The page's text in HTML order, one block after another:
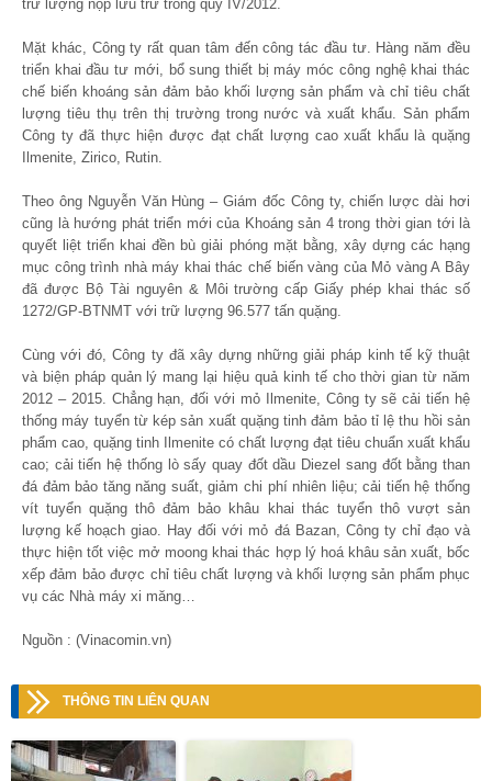
trữ lượng nộp lưu trữ trong quý IV/2012.
Mặt khác, Công ty rất quan tâm đến công tác đầu tư. Hàng năm đều
triển khai đầu tư mới, bổ sung thiết bị máy móc công nghệ khai thác
chế biến khoáng sản đảm bảo khối lượng sản phẩm và chỉ tiêu chất
lượng tiêu thụ trên thị trường trong nước và xuất khẩu. Sản phẩm
Công ty đã thực hiện được đạt chất lượng cao xuất khẩu là quặng
Ilmenite, Zirico, Rutin.
Theo ông Nguyễn Văn Hùng – Giám đốc Công ty, chiến lược dài hơi
cũng là hướng phát triển mới của Khoáng sản 4 trong thời gian tới là
quyết liệt triển khai đền bù giải phóng mặt bằng, xây dựng các hạng
mục công trình nhà máy khai thác chế biến vàng của Mỏ vàng A Bây
đã được Bộ Tài nguyên & Môi trường cấp Giấy phép khai thác số
1272/GP-BTNMT với trữ lượng 96.577 tấn quặng.
Cùng với đó, Công ty đã xây dựng những giải pháp kinh tế kỹ thuật
và biện pháp quản lý mang lại hiệu quả kinh tế cho thời gian từ năm
2012 – 2015. Chẳng hạn, đối với mỏ Ilmenite, Công ty sẽ cải tiến hệ
thống máy tuyển từ kép sản xuất quặng tinh đảm bảo tỉ lệ thu hồi sản
phẩm cao, quặng tinh Ilmenite có chất lượng đạt tiêu chuẩn xuất khẩu
cao; cải tiến hệ thống lò sấy quay đốt dầu Diezel sang đốt bằng than
đá đảm bảo tăng năng suất, giảm chi phí nhiên liệu; cải tiến hệ thống
vít tuyển quặng thô đảm bảo khâu khai thác tuyển thô vượt sản
lượng kế hoạch giao. Hay đối với mỏ đá Bazan, Công ty chỉ đạo và
thực hiện tốt việc mở moong khai thác hợp lý hoá khâu sản xuất, bốc
xếp đảm bảo được chỉ tiêu chất lượng và khối lượng sản phẩm phục
vụ các Nhà máy xi măng…
Nguồn : (Vinacomin.vn)
THÔNG TIN LIÊN QUAN